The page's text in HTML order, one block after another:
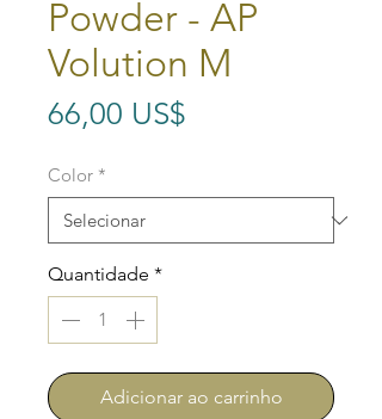
Powder - AP
Volution M
66,00 US$
Color *
Quantidade *
Adicionar ao carrinho